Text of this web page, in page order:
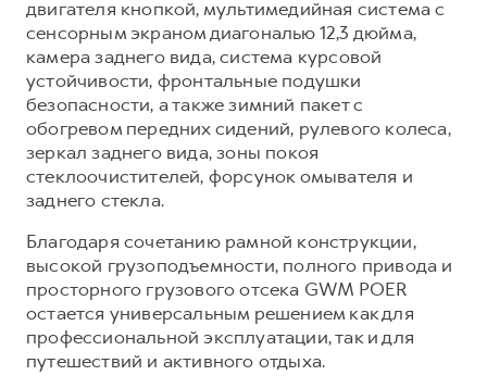
двигателя кнопкой, мультимедийная система с
сенсорным экраном диагональю 12,3 дюйма,
камера заднего вида, система курсовой
устойчивости, фронтальные подушки
безопасности, а также зимний пакет с
обогревом передних сидений, рулевого колеса,
зеркал заднего вида, зоны покоя
стеклоочистителей, форсунок омывателя и
заднего стекла.
Благодаря сочетанию рамной конструкции,
высокой грузоподъемности, полного привода и
просторного грузового отсека GWM POER
остается универсальным решением как для
профессиональной эксплуатации, так и для
путешествий и активного отдыха.